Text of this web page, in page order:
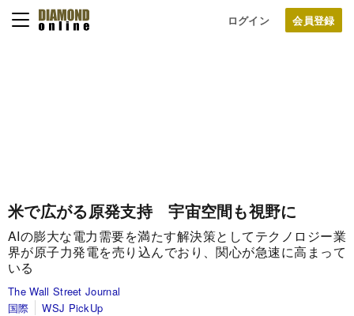
ログイン
米で広がる原発支持 宇宙空間も視野に
AIの膨大な電力需要を満たす解決策としてテクノロジー業
界が原子力発電を売り込んでおり、関心が急速に高まって
いる
The Wall Street Journal
国際
WSJ PickUp